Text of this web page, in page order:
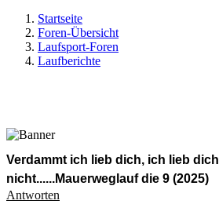
Startseite
Foren-Übersicht
Laufsport-Foren
Laufberichte
Verdammt ich lieb dich, ich lieb dich
nicht......Mauerweglauf die 9 (2025)
Antworten